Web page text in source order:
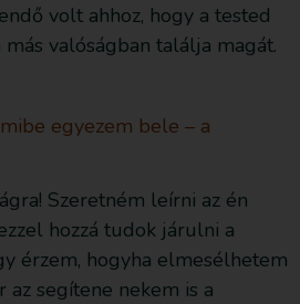
volt ahhoz, hogy a tested
valóságban találja magát.
egyezem bele – a
Szeretném leírni az én
hozzá tudok járulni a
érzem, hogyha elmesélhetem
az segítene nekem is a